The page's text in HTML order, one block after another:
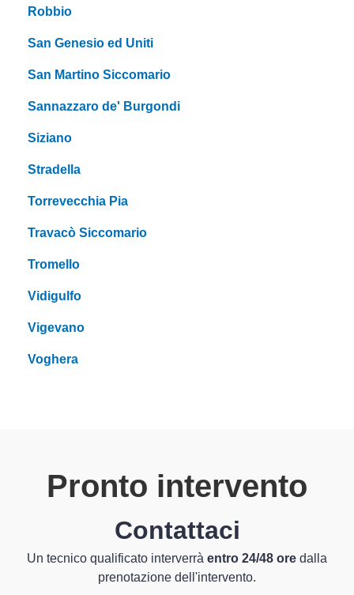
Robbio
San Genesio ed Uniti
San Martino Siccomario
Sannazzaro de' Burgondi
Siziano
Stradella
Torrevecchia Pia
Travacò Siccomario
Tromello
Vidigulfo
Vigevano
Voghera
Pronto intervento
Contattaci
Un tecnico qualificato interverrà entro 24/48 ore dalla
prenotazione dell'intervento.